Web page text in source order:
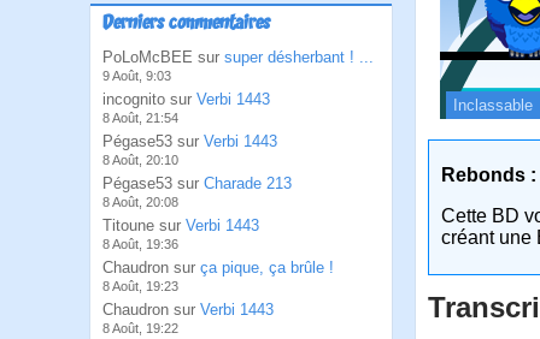
Derniers commentaires
PoLoMcBEE sur super désherbant ! ...
9 Août, 9:03
incognito sur Verbi 1443
8 Août, 21:54
Pégase53 sur Verbi 1443
8 Août, 20:10
Pégase53 sur Charade 213
8 Août, 20:08
Titoune sur Verbi 1443
8 Août, 19:36
Chaudron sur ça pique, ça brûle !
8 Août, 19:23
Chaudron sur Verbi 1443
8 Août, 19:22
Inclassable
Rebonds :
Cette BD
créant une